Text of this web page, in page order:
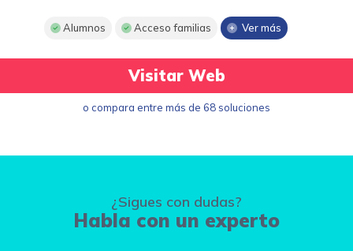
Alumnos Acceso familias Ver más
Visitar Web
o compara entre más de 68 soluciones
¿Sigues con dudas?
Habla con un experto